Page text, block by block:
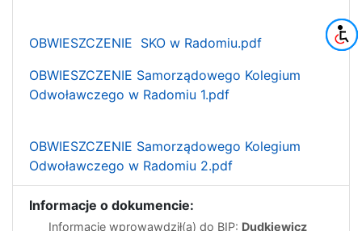
OBWIESZCZENIE SKO w Radomiu.pdf
OBWIESZCZENIE Samorządowego Kolegium
Odwoławczego w Radomiu 1.pdf
OBWIESZCZENIE Samorządowego Kolegium
Odwoławczego w Radomiu 2.pdf
Informacje o dokumencie:
Informację wprowawdził(a) do BIP: Dudkiewicz